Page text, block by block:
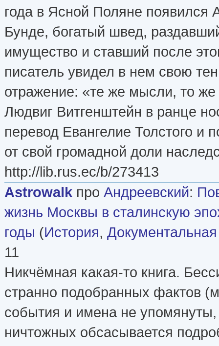
года в Ясной Поляне появился
Бунде, богатый швед,
имущество и ставший после
писатель увидел в нем свою
отражение: «те же мысли, то же
Людвиг Витгенштейн в ранце
перевод Евангелие Толстого и
от свой громадной доли
http://lib.rus.ec/b/273413
Astrowalk про Андреевский:
жизнь Москвы в сталинскую
годы (История,
11
Никчёмная какая-то книга.
странно подобранных фактов
события и имена не
ничтожных обсасывается